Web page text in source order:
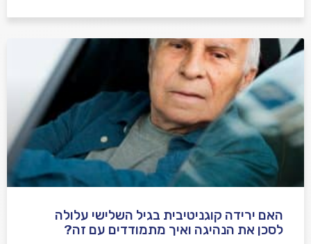
האם ירידה קוגניטיבית בגיל השלישי עלולה
לסכן את הנהיגה ואיך מתמודדים עם זה?